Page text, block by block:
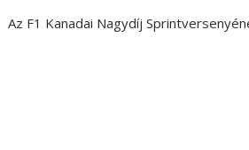
Az F1 Kanadai Nagydíj